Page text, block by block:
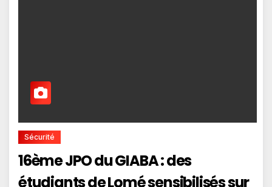
Sécurité
16ème JPO du GIABA : des
étudiants de Lomé sensibilisés sur